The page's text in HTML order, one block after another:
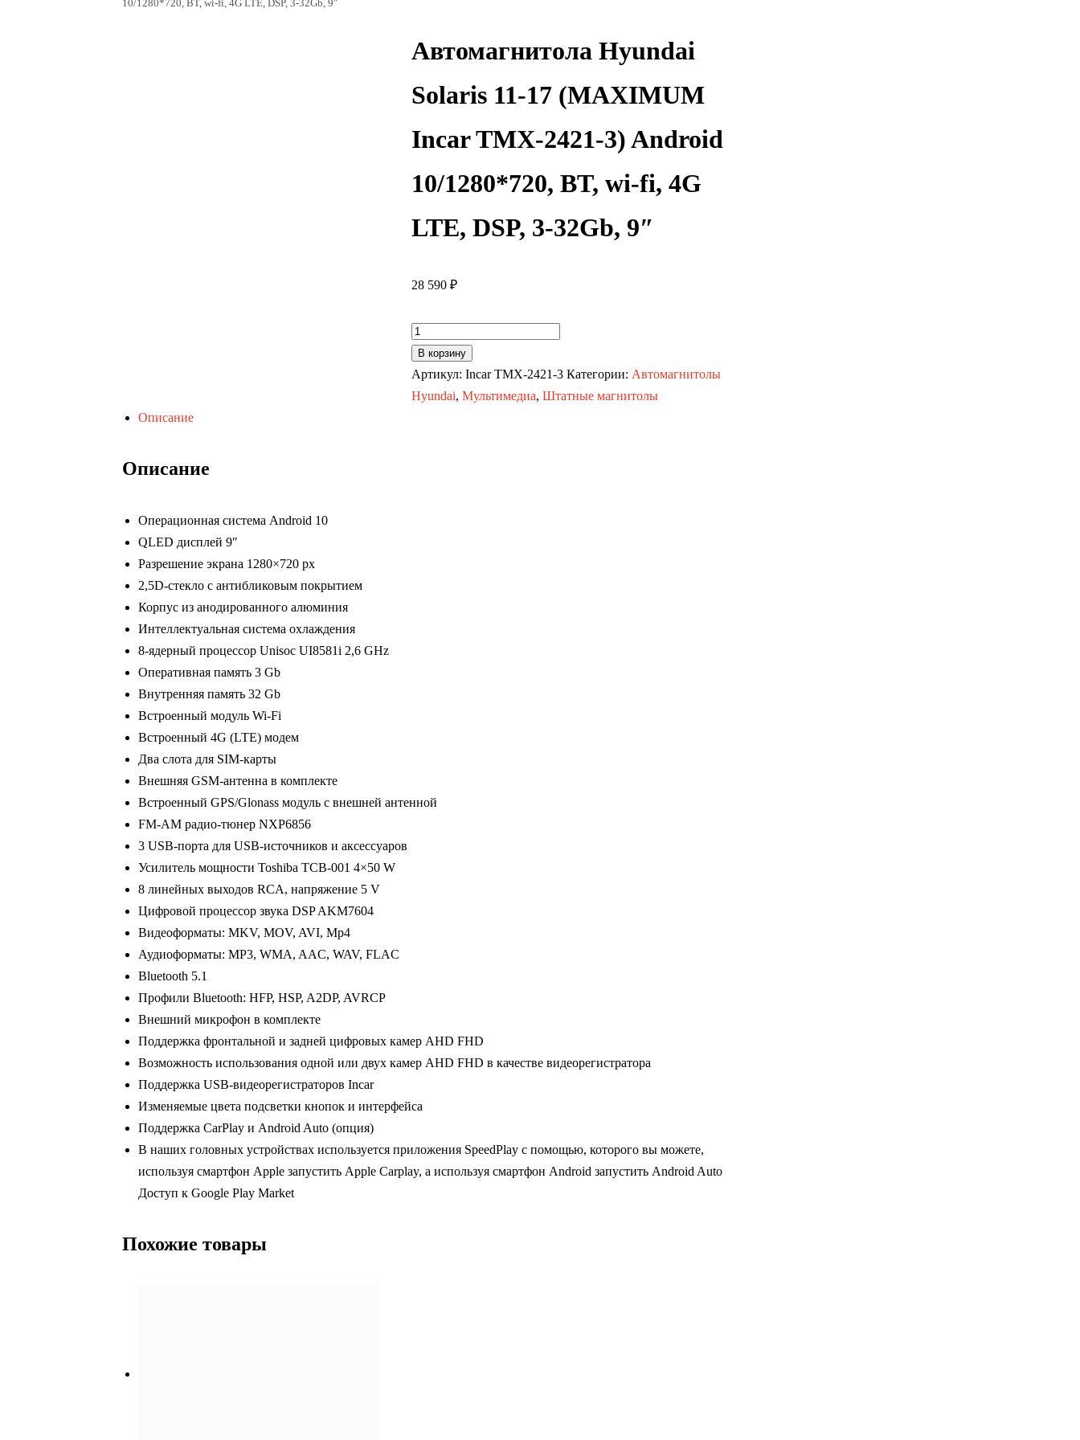
10/1280*720, BT, wi-fi, 4G LTE, DSP, 3-32Gb, 9″
Автомагнитола Hyundai
Solaris 11-17 (MAXIMUM
Incar TMX-2421-3) Android
10/1280*720, BT, wi-fi, 4G
LTE, DSP, 3-32Gb, 9″
28 590 ₽
Количество
товара
Автомагнитола
Hyundai
9"
В корзину
Артикул: Incar TMX-2421-3 Категории: Автомагнитолы
Hyundai, Мультимедиа, Штатные магнитолы
Описание
Описание
Операционная система Android 10
QLED дисплей 9″
Разрешение экрана 1280×720 px
2,5D-стекло с антибликовым покрытием
Корпус из анодированного алюминия
Интеллектуальная система охлаждения
8-ядерный процессор Unisoc UI8581i 2,6 GHz
Оперативная память 3 Gb
Внутренняя память 32 Gb
Встроенный модуль Wi-Fi
Встроенный 4G (LTE) модем
Два слота для SIM-карты
Внешняя GSM-антенна в комплекте
Встроенный GPS/Glonass модуль с внешней антенной
FM-AM радио-тюнер NXP6856
3 USB-порта для USB-источников и аксессуаров
Усилитель мощности Toshiba TCB-001 4×50 W
8 линейных выходов RCA, напряжение 5 V
Цифровой процессор звука DSP AKM7604
Видеоформаты: MKV, MOV, AVI, Mp4
Аудиоформаты: MP3, WMA, AAC, WAV, FLAC
Bluetooth 5.1
Профили Bluetooth: HFP, HSP, A2DP, AVRCP
Внешний микрофон в комплекте
Поддержка фронтальной и задней цифровых камер AHD FHD
Возможность использования одной или двух камер AHD FHD в качестве видеорегистратора
Поддержка USB-видеорегистраторов Incar
Изменяемые цвета подсветки кнопок и интерфейса
Поддержка CarPlay и Android Auto (опция)
В наших головных устройствах используется приложения SpeedPlay с помощью, которого вы можете,
используя смартфон Apple запустить Apple Carplay, а используя смартфон Android запустить Android Auto
Доступ к Google Play Market
Похожие товары